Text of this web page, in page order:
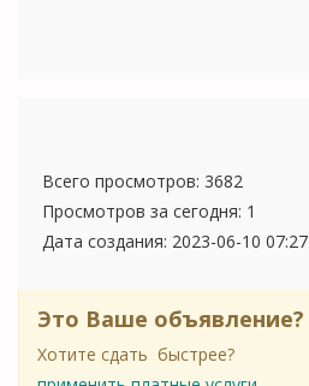
Всего просмотров: 3682
Просмотров за сегодня: 1
Дата создания: 2023-06-10 07:27
Это Ваше объявление?
Хотите сдать быстрее?